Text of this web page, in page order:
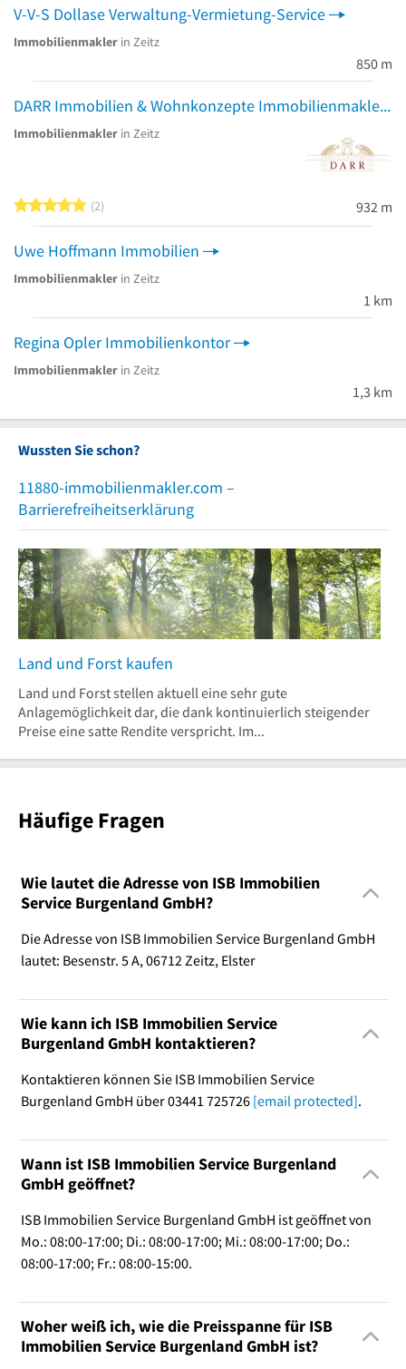
V-V-S Dollase Verwaltung-Vermietung-Service
Immobilienmakler in Zeitz
850 m
DARR Immobilien & Wohnkonzepte Immobilienmakler
Immobilienmakler in Zeitz
5 von 5 Sternen
2 932 m
Uwe Hoffmann Immobilien
Immobilienmakler in Zeitz
1 km
Regina Opler Immobilienkontor
Immobilienmakler in Zeitz
1,3 km
Wussten Sie schon?
11880-immobilienmakler.com –
Barrierefreiheitserklärung
Land und Forst kaufen
Land und Forst stellen aktuell eine sehr gute
Anlagemöglichkeit dar, die dank kontinuierlich steigender
Preise eine satte Rendite verspricht. Im...
Häufige Fragen
Wie lautet die Adresse von ISB Immobilien
Service Burgenland GmbH?
Die Adresse von ISB Immobilien Service Burgenland GmbH
lautet: Besenstr. 5 A, 06712 Zeitz, Elster
Wie kann ich ISB Immobilien Service
Burgenland GmbH kontaktieren?
Kontaktieren können Sie ISB Immobilien Service
Burgenland GmbH über 03441 725726 [email protected].
Wann ist ISB Immobilien Service Burgenland
GmbH geöffnet?
ISB Immobilien Service Burgenland GmbH ist geöffnet von
Mo.: 08:00-17:00; Di.: 08:00-17:00; Mi.: 08:00-17:00; Do.:
08:00-17:00; Fr.: 08:00-15:00.
Woher weiß ich, wie die Preisspanne für ISB
Immobilien Service Burgenland GmbH ist?